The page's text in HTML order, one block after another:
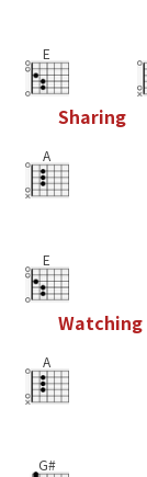
E
Sharing
A
E
Watching
A
G#